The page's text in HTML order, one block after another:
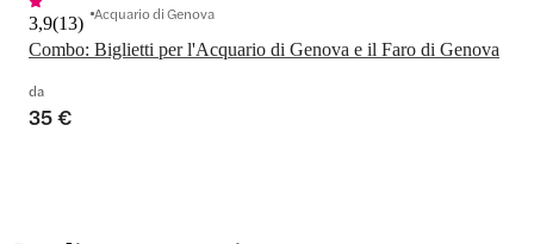
Combo: Biglietti per l'Acquario di Genova e il Faro di Genova
3,9(13) Acquario di Genova
da
35 €